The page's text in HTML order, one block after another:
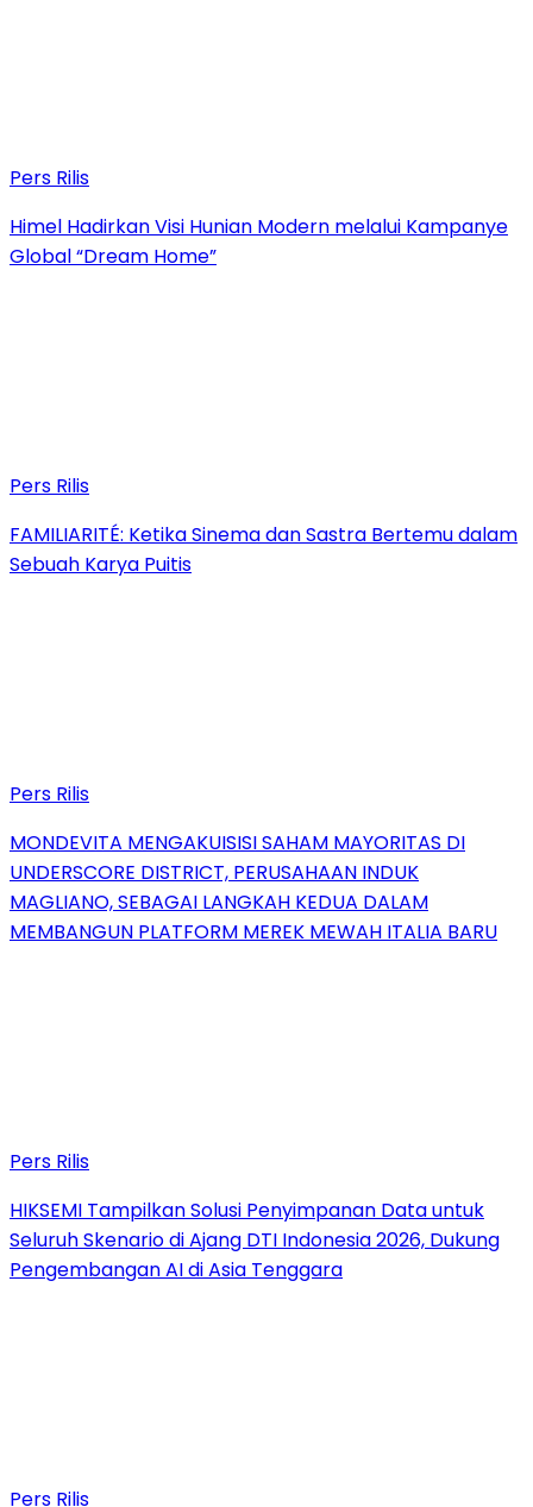
Pers Rilis
Himel Hadirkan Visi Hunian Modern melalui Kampanye
Global “Dream Home”
Pers Rilis
FAMILIARITÉ: Ketika Sinema dan Sastra Bertemu dalam
Sebuah Karya Puitis
Pers Rilis
MONDEVITA MENGAKUISISI SAHAM MAYORITAS DI
UNDERSCORE DISTRICT, PERUSAHAAN INDUK
MAGLIANO, SEBAGAI LANGKAH KEDUA DALAM
MEMBANGUN PLATFORM MEREK MEWAH ITALIA BARU
Pers Rilis
HIKSEMI Tampilkan Solusi Penyimpanan Data untuk
Seluruh Skenario di Ajang DTI Indonesia 2026, Dukung
Pengembangan AI di Asia Tenggara
Pers Rilis